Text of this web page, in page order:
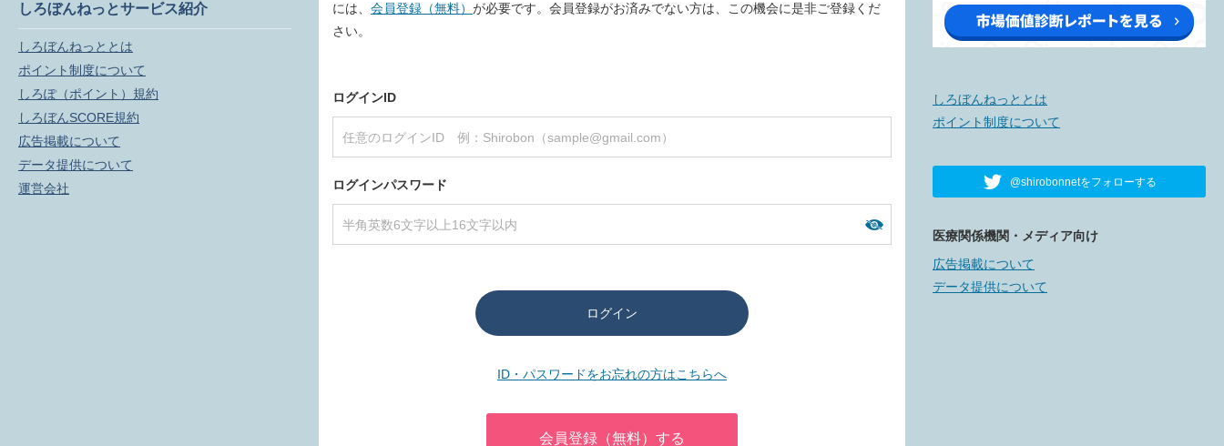
しろぼんねっとサービス紹介
しろぼんねっととは
ポイント制度について
しろぽ（ポイント）規約
しろぼんSCORE規約
広告掲載について
データ提供について
運営会社
には、 会員登録（無料） が必要です。会員登録がお済みでない方は、この機会に是非ご登録くだ
さい。
ログインID
ログインパスワード
ログイン
ID・パスワードをお忘れの方はこちらへ
会員登録（無料）する
しろぼんねっととは
ポイント制度について
@shirobonnetをフォローする
医療関係機関・メディア向け
広告掲載について
データ提供について